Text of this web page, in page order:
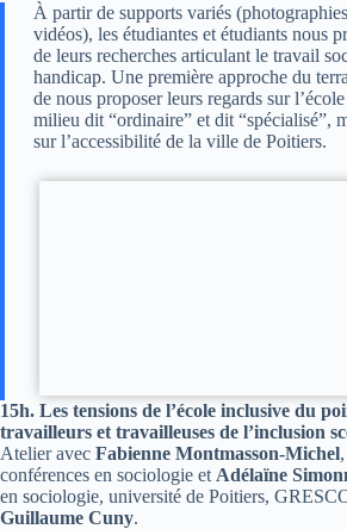
À partir de supports variés
vidéos), les étudiantes et étudiants nous
de leurs recherches articulant le travail
handicap. Une première approche du
de nous proposer leurs regards sur
milieu dit “ordinaire” et dit “spécialisé”,
sur l’accessibilité de la ville de Poitiers.
15h. Les tensions de l’école inclusive du
travailleurs et travailleuses de l’inclusion
Atelier avec Fabienne Montmasson-Michel
conférences en sociologie et Adélaïne
en sociologie, université de Poitiers,
Guillaume Cuny.